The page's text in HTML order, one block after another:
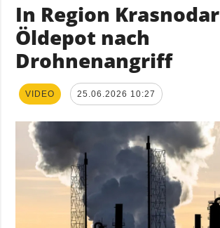
In Region
Öldepot nach
Drohnenangriff
VIDEO 25.06.2026 10:27